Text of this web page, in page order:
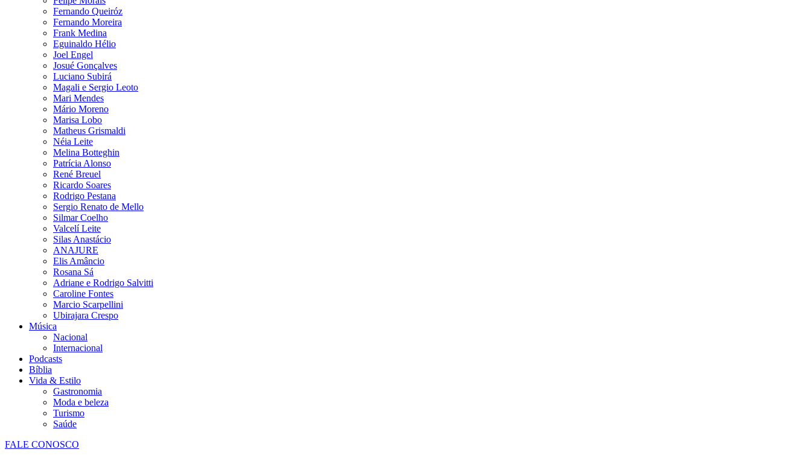
Fernando Queiróz
Fernando Moreira
Frank Medina
Eguinaldo Hélio
Joel Engel
Josué Gonçalves
Luciano Subirá
Magali e Sergio Leoto
Mari Mendes
Mário Moreno
Marisa Lobo
Matheus Grismaldi
Néia Leite
Melina Botteghin
Patrícia Alonso
René Breuel
Ricardo Soares
Rodrigo Pestana
Sergio Renato de Mello
Silmar Coelho
Valcelí Leite
Silas Anastácio
ANAJURE
Elis Amâncio
Rosana Sá
Adriane e Rodrigo Salvitti
Caroline Fontes
Marcio Scarpellini
Ubirajara Crespo
Música
Nacional
Internacional
Podcasts
Bíblia
Vida & Estilo
Gastronomia
Moda e beleza
Turismo
Saúde
FALE CONOSCO